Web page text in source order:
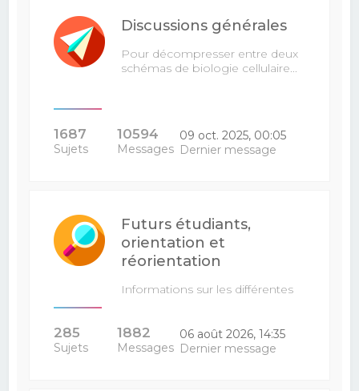
Discussions générales
Pour décompresser entre deux
schémas de biologie cellulaire...
1687
Sujets
10594
Messages
09 oct. 2025, 00:05
Dernier message
Futurs étudiants,
orientation et
réorientation
Informations sur les différentes
285
Sujets
1882
Messages
06 août 2026, 14:35
Dernier message